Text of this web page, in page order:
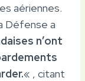
aériennes.
Défense a
n’ont
« , citant